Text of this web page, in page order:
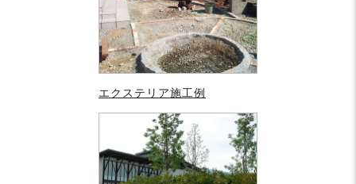
エクステリア施工例